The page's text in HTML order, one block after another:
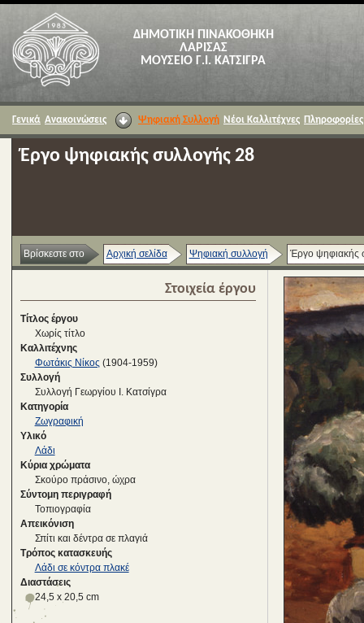
ΔΗΜΟΤΙΚΗ ΠΙΝΑΚΟΘΗΚΗ
ΛΑΡΙΣΑΣ
ΜΟΥΣΕΙΟ Γ.Ι. ΚΑΤΣΙΓΡΑ
Γενικά Ανακοινώσεις Ψηφιακή Συλλογή Νέοι Καλλιτέχνες Πληροφορίες
Έργο ψηφιακής συλλογής 28
Βρίσκεστε στο Αρχική σελίδα Ψηφιακή συλλογή Έργο ψηφιακής
Στοιχεία έργου
Τίτλος έργου
Χωρίς τίτλο
Καλλιτέχνης
Φωτάκις Νίκος (1904-1959)
Συλλογή
Συλλογή Γεωργίου Ι. Κατσίγρα
Κατηγορία
Ζωγραφική
Υλικό
Λάδι
Κύρια χρώματα
Σκούρο πράσινο, ώχρα
Σύντομη περιγραφή
Τοπιογραφία
Απεικόνιση
Σπίτι και δέντρα σε πλαγιά
Τρόπος κατασκευής
Λάδι σε κόντρα πλακέ
Διαστάσεις
24,5 x 20,5 cm